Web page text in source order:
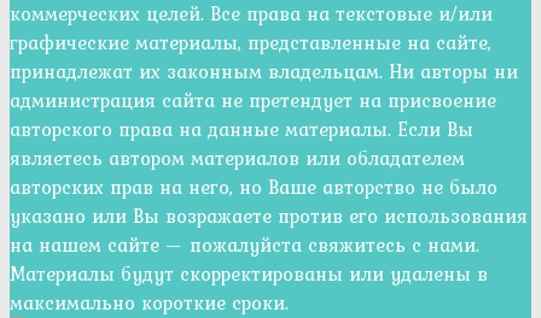
коммерческих целей. Все права на текстовые и/или
графические материалы, представленные на сайте,
принадлежат их законным владельцам. Ни авторы ни
администрация сайта не претендует на присвоение
авторского права на данные материалы. Если Вы
являетесь автором материалов или обладателем
авторских прав на него, но Ваше авторство не было
указано или Вы возражаете против его использования
на нашем сайте — пожалуйста свяжитесь с нами.
Материалы будут скорректированы или удалены в
максимально короткие сроки.